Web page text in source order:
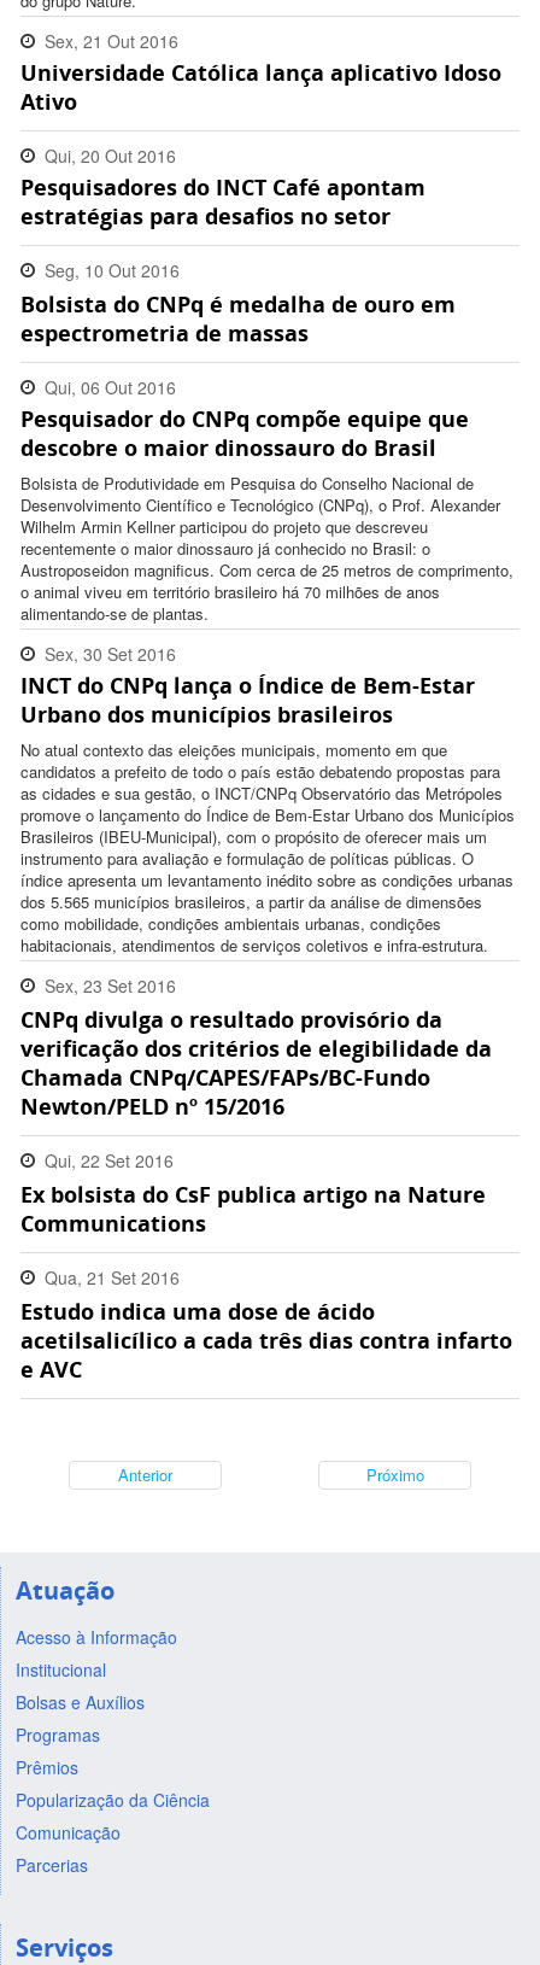
Sex, 21 Out 2016
14:36:00 -0200
Universidade Católica lança aplicativo Idoso
Ativo
Qui, 20 Out 2016
14:34:00 -0200
Pesquisadores do INCT Café apontam
estratégias para desafios no setor
Seg, 10 Out 2016
16:42:00 -0300
Bolsista do CNPq é medalha de ouro em
espectrometria de massas
Qui, 06 Out 2016
17:02:00 -0300
Pesquisador do CNPq compõe equipe que
descobre o maior dinossauro do Brasil
Bolsista de Produtividade em Pesquisa do Conselho Nacional de
Desenvolvimento Científico e Tecnológico (CNPq), o Prof. Alexander
Wilhelm Armin Kellner participou do projeto que descreveu
recentemente o maior dinossauro já conhecido no Brasil: o
Austroposeidon magnificus. Com cerca de 25 metros de comprimento,
o animal viveu em território brasileiro há 70 milhões de anos
alimentando-se de plantas.
Sex, 30 Set 2016
11:53:00 -0300
INCT do CNPq lança o Índice de Bem-Estar
Urbano dos municípios brasileiros
No atual contexto das eleições municipais, momento em que
candidatos a prefeito de todo o país estão debatendo propostas para
as cidades e sua gestão, o INCT/CNPq Observatório das Metrópoles
promove o lançamento do Índice de Bem-Estar Urbano dos Municípios
Brasileiros (IBEU-Municipal), com o propósito de oferecer mais um
instrumento para avaliação e formulação de políticas públicas. O
índice apresenta um levantamento inédito sobre as condições urbanas
dos 5.565 municípios brasileiros, a partir da análise de dimensões
como mobilidade, condições ambientais urbanas, condições
habitacionais, atendimentos de serviços coletivos e infra-estrutura.
Sex, 23 Set 2016
07:00:00 -0300
CNPq divulga o resultado provisório da
verificação dos critérios de elegibilidade da
Chamada CNPq/CAPES/FAPs/BC-Fundo
Newton/PELD nº 15/2016
Qui, 22 Set 2016
07:00:00 -0300
Ex bolsista do CsF publica artigo na Nature
Communications
Qua, 21 Set 2016
08:00:00 -0300
Estudo indica uma dose de ácido
acetilsalicílico a cada três dias contra infarto
e AVC
Anterior Próximo
Atuação
Acesso à Informação
Institucional
Bolsas e Auxílios
Programas
Prêmios
Popularização da Ciência
Comunicação
Parcerias
Serviços